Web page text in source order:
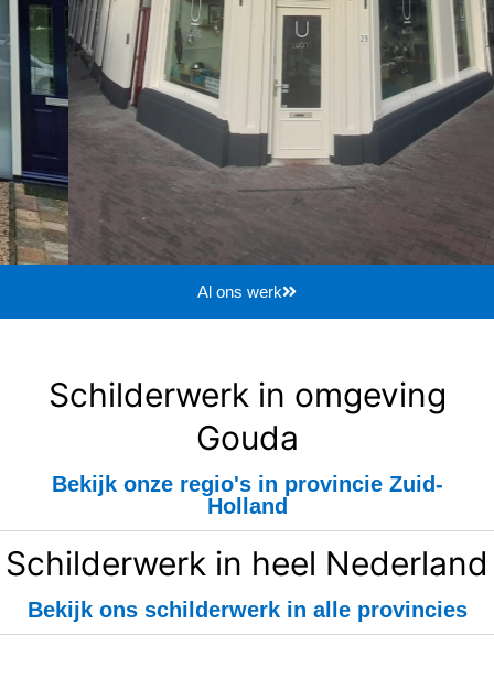
Al ons werk
Schilderwerk in omgeving
Gouda
Bekijk onze regio's in provincie Zuid-
Holland
Schilderwerk in heel Nederland
Bekijk ons schilderwerk in alle provincies